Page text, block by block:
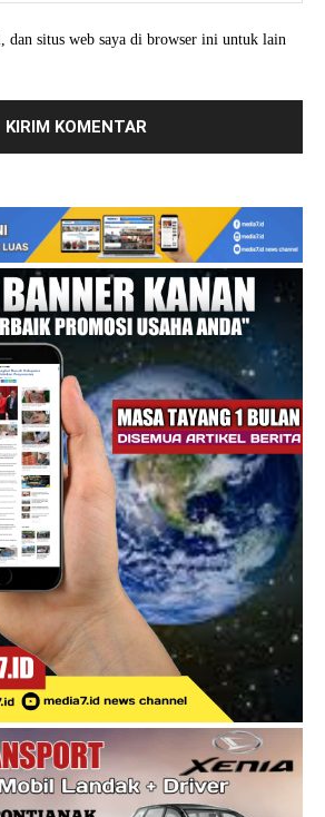
dan situs web saya di browser ini untuk lain